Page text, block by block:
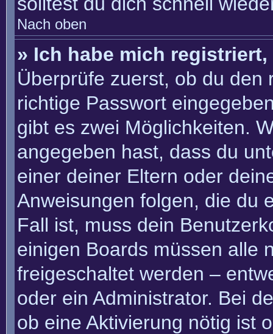
Nach oben
» Ich habe mich
Überprüfe zuerst, ob du den
richtige Passwort
gibt es zwei Möglichkeiten.
angegeben hast, dass du
einer deiner Eltern oder
Anweisungen folgen, die du
Fall ist, muss dein
einigen Boards müssen alle
freigeschaltet werden –
oder ein Administrator. Bei
ob eine Aktivierung nötig ist